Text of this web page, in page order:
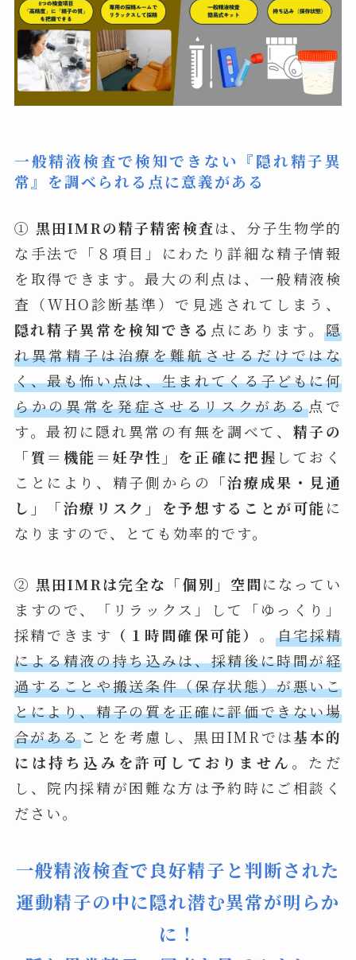
一般精液検査で検知できない『隠れ精子異
常 』 を調べられる点に意義がある
① 黒田IMRの精子精密検査は、分子生物学的
な手法で「８項目」にわたり詳細な精子情報
を取得できます。最大の利点は、一般精液検
査（WHO診断基準）で見逃されてしまう、
隠れ精子異常を検知できる 点にあります。隠
れ異常精子は治療を難航させるだけではな
く、最も怖い点は、生まれてくる子どもに何
らかの異常を発症させるリスクがある点で
す。最初に隠れ異常の有無を調べて、 精子の
「質＝機能＝妊孕性」を正確に把握 しておく
ことにより、精子側からの
「治療成果・見通
し」「治療リスク」を予想することが可能 に
なりますので、とても効率的です。
② 黒田IMRは完全な「個別」空間になってい
ますので、「リラックス」して「ゆっくり」
採精できます （１時間確保可能） 。 自宅採精
による精液の持ち込みは、採精後に時間が経
過することや搬送条件（保存状態）が悪いこ
とにより、精子の質を正確に評価できない場
合があることを考慮し、黒田IMRでは基本的
には持ち込みを許可しておりません 。ただ
し、院内採精が困難な方は予約時にご相談く
ださい。
一般精液検査で良好精子と判断された
運動精子の中に隠れ潜む異常が明らか
に！